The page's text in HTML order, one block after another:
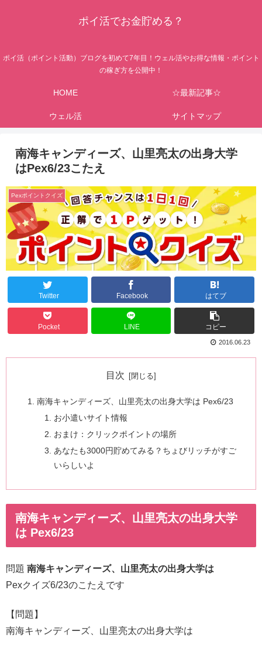
ポイ活でお金貯める？
ポイ活（ポイント活動）ブログを初めて7年目！ウェル活やお得な情報・ポイント
の稼ぎ方を公開中！
HOME ☆最新記事☆
ウェル活 サイトマップ
南海キャンディーズ、山里亮太の出身大学
はPex6/23こたえ
Pexポイントクイズ
Twitter Facebook はてブ
Pocket LINE コピー
2016.06.23
目次
南海キャンディーズ、山里亮太の出身大学は Pex6/23
お小遣いサイト情報
おまけ：クリックポイントの場所
あなたも3000円貯めてみる？ちょびリッチがすご
いらしいよ
南海キャンディーズ、山里亮太の出身大学
は Pex6/23
問題 南海キャンディーズ、山里亮太の出身大学は
Pexクイズ6/23のこたえです
【問題】
南海キャンディーズ、山里亮太の出身大学は